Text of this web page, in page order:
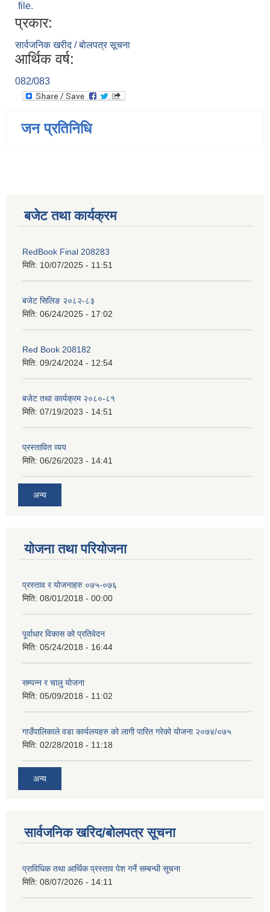
file.
प्रकार:
सार्वजनिक खरीद / बोलपत्र सूचना
आर्थिक वर्ष:
082/083
जन प्रतिनिधि
बजेट तथा कार्यक्रम
RedBook Final 208283
मिति: 10/07/2025 - 11:51
बजेट सिलिङ २०८२-८३
मिति: 06/24/2025 - 17:02
Red Book 208182
मिति: 09/24/2024 - 12:54
बजेट तथा कार्यक्रम २०८०-८१
मिति: 07/19/2023 - 14:51
प्रस्तावित व्यय
मिति: 06/26/2023 - 14:41
अन्य
योजना तथा परियोजना
प्रस्ताव र योजनाहरु ०७५-०७६
मिति: 08/01/2018 - 00:00
पूर्वाधार विकास को प्रतिवेदन
मिति: 05/24/2018 - 16:44
सम्पन्न र चालु योजना
मिति: 05/09/2018 - 11:02
गाउँपालिकाले वडा कार्यलयहरु को लागी पारित गरेको योजना २०७४/०७५
मिति: 02/28/2018 - 11:18
अन्य
सार्वजनिक खरिद/बोलपत्र सूचना
प्राविधिक तथा आर्थिक प्रस्ताव पेश गर्ने सम्बन्धी सूचना
मिति: 08/07/2026 - 14:11